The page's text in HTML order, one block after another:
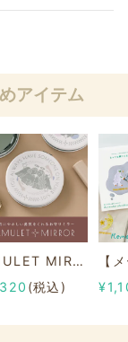
アイテム
AMULET MIRROR
(税込)